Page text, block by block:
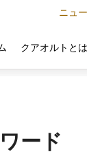
クアオルトとは
ニュ
ード